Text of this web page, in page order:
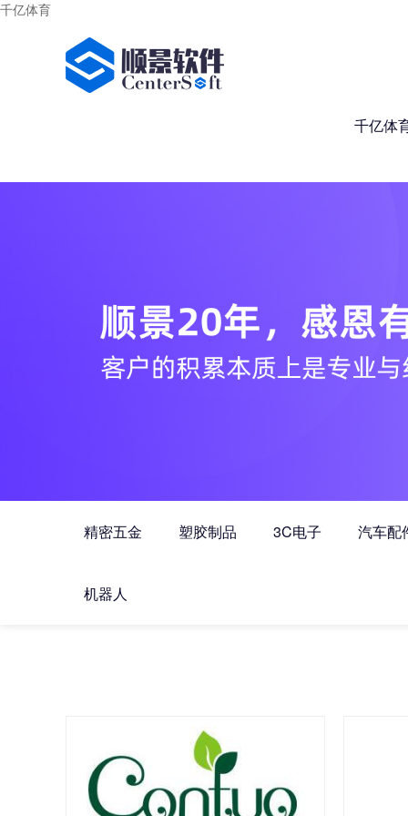
千亿体育
千亿体
精密五金 塑胶制品 3C电子 汽车配
机器人